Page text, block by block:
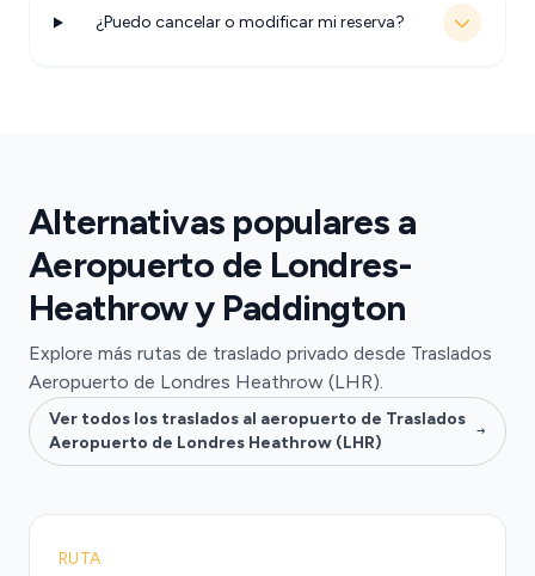
¿Puedo cancelar o modificar mi reserva?
Alternativas populares a
Aeropuerto de Londres-
Heathrow y Paddington
Explore más rutas de traslado privado desde Traslados
Aeropuerto de Londres Heathrow (LHR).
Ver todos los traslados al aeropuerto de Traslados
Aeropuerto de Londres Heathrow (LHR)
RUTA